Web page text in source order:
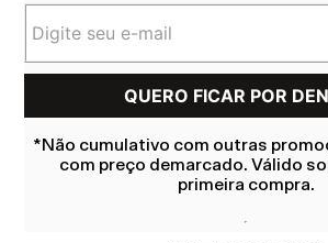
*Não cumulativo com outras
com preço demarcado. Válido
primeira compra.